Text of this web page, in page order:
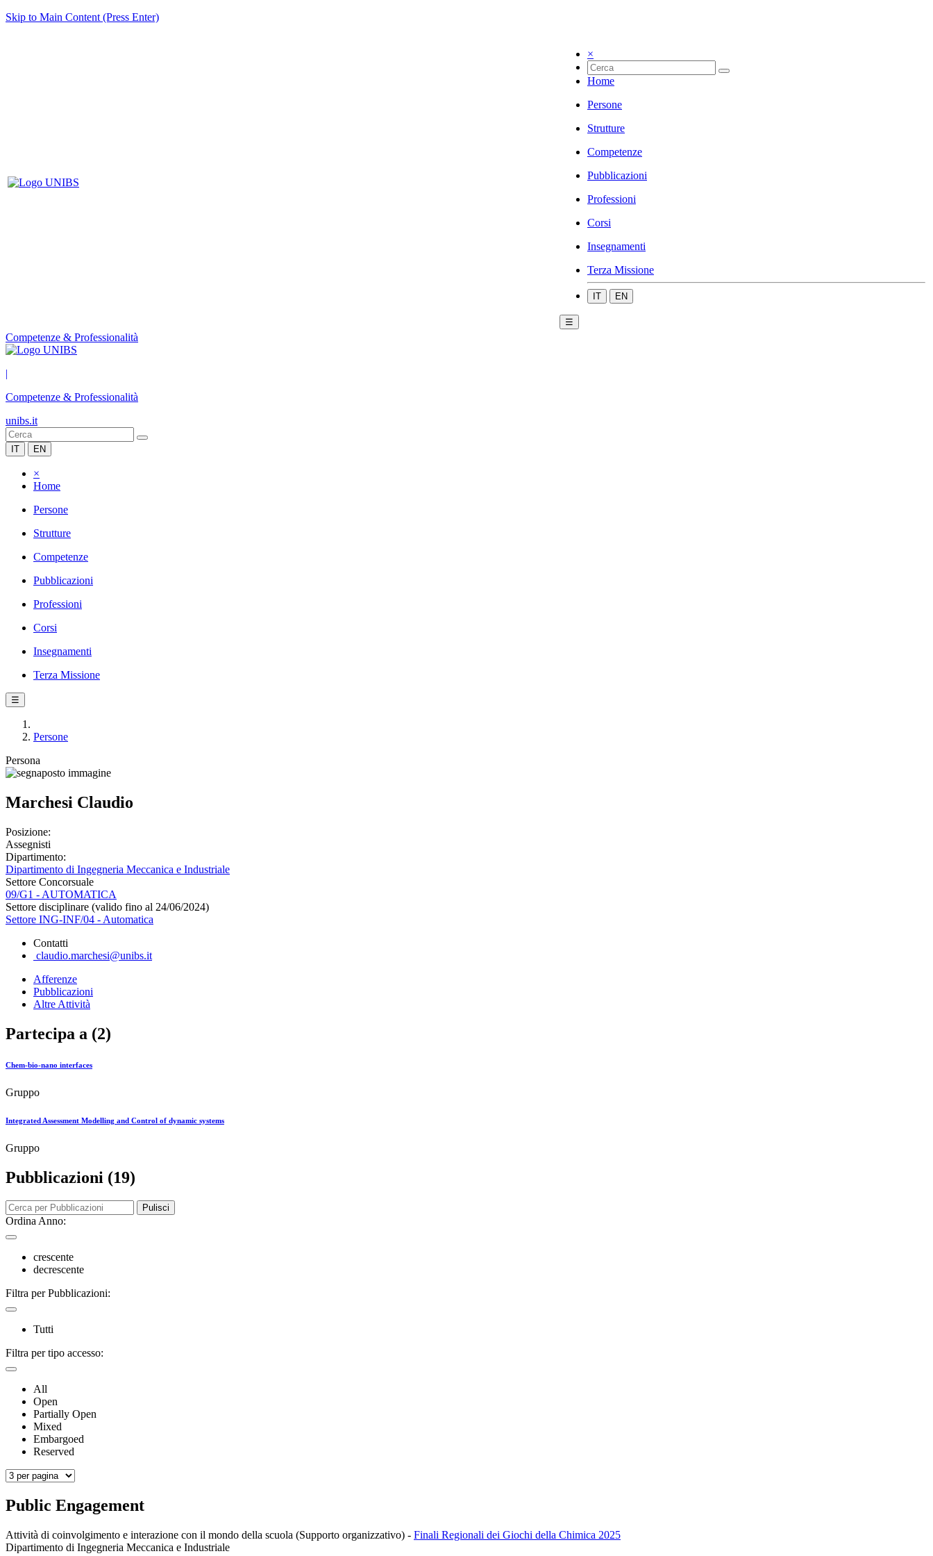
Skip to Main Content (Press Enter)
×
Home
Persone
Strutture
Competenze
Pubblicazioni
Professioni
Corsi
Insegnamenti
Terza Missione
IT EN
☰
Competenze & Professionalità
|
Competenze & Professionalità
unibs.it
IT EN
×
Home
Persone
Strutture
Competenze
Pubblicazioni
Professioni
Corsi
Insegnamenti
Terza Missione
☰
Persone
Persona
Marchesi Claudio
Posizione:
Assegnisti
Dipartimento:
Dipartimento di Ingegneria Meccanica e Industriale
Settore Concorsuale
09/G1 - AUTOMATICA
Settore disciplinare (valido fino al 24/06/2024)
Settore ING-INF/04 - Automatica
Contatti
claudio.marchesi@unibs.it
Afferenze
Pubblicazioni
Altre Attività
Partecipa a (2)
Chem-bio-nano interfaces
Gruppo
Integrated Assessment Modelling and Control of dynamic systems
Gruppo
Pubblicazioni (19)
Pulisci
Ordina Anno:
crescente
decrescente
Filtra per Pubblicazioni:
Tutti
Filtra per tipo accesso:
All
Open
Partially Open
Mixed
Embargoed
Reserved
Public Engagement
Attività di coinvolgimento e interazione con il mondo della scuola (Supporto organizzativo) - Finali Regionali dei Giochi della Chimica 2025
Dipartimento di Ingegneria Meccanica e Industriale